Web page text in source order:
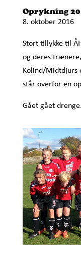
Oprykning
8. oktober 2016
Stort tillykke til
og deres
Kolind/Midtdjurs
står overfor en
Gået gået drenge.